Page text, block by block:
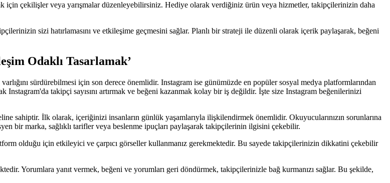
için çekilişler veya yarışmalar düzenleyebilirsiniz. Hediye olarak verdiğiniz ürün veya hizmetler, takipçilerinizin daha
sizi hatırlamasını ve etkileşime geçmesini sağlar. Planlı bir strateji ile düzenli olarak içerik paylaşarak, beğeni
Odaklı Tasarlamak’
sürdürebilmesi için son derece önemlidir. Instagram ise günümüzde en popüler sosyal medya platformlarından
takipçi sayısını artırmak ve beğeni kazanmak kolay bir iş değildir. İşte size Instagram beğenilerinizi
sahiptir. İlk olarak, içeriğinizi insanların günlük yaşamlarıyla ilişkilendirmek önemlidir. Okuyucularınızın sorunlarına
bir marka, sağlıklı tarifler veya beslenme ipuçları paylaşarak takipçilerinin ilgisini çekebilir.
olduğu için etkileyici ve çarpıcı görseller kullanmanız gerekmektedir. Bu sayede takipçilerinizin dikkatini çekebilir
Yorumlara yanıt vermek, beğeni ve yorumları geri döndürmek, takipçilerinizle bağ kurmanızı sağlar. Bu şekilde,